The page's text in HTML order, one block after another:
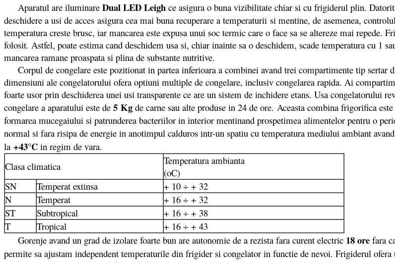
Aparatul are iluminare Dual LED Leigh ce asigura o buna vizibilitate chiar si cu frigiderul plin.
deschidere a usi de acces asigura cea mai buna recuperare a temperaturii si mentine, de asemenea,
temperatura creste brusc, iar mancarea este expusa unui soc termic care o face sa se altereze mai
folosit. Astfel, poate estima cand deschidem usa si, chiar inainte sa o deschidem, scade temperatura cu 1
mancarea ramane proaspata si plina de substante nutritive.
Corpul de congelare este pozitionat in partea inferioara a combinei avand trei compartimente tip sertar
dimensiuni ale congelatorului ofera optiuni multiple de congelare, inclusiv congelarea rapida. Ai
foarte usor prin deschiderea unei usi transparente ce are un sistem de inchidere etans. Usa congelatorului
congelare a aparatului este de 5 Kg de carne sau alte produse in 24 de ore. Aceasta combina frigorifica
formarea mucegaiului si patrunderea bacteriilor in interior mentinand prospetimea alimentelor pentru o
normal si fara risipa de energie in anotimpul calduros intr-un spatiu cu temperatura mediului ambiant avand
la +43°C in regim de vara.
Clasa climatica
Temperatura ambianta
(oC)
SN
Temperat extinsa
+ 10 ÷ + 32
N
Temperat
+ 16 ÷ + 32
ST
Subtropical
+ 16 ÷ + 38
T
Tropical
+ 16 ÷ + 43
Gorenje avand un grad de izolare foarte bun are autonomie de a rezista fara curent electric 18 ore fara
permite sa ajustam independent temperaturile din frigider si congelator in functie de nevoi. Frigiderul